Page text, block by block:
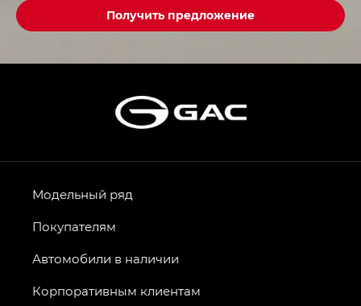
Получить предложение
Модельный ряд
Покупателям
Автомобили в наличии
Корпоративным клиентам